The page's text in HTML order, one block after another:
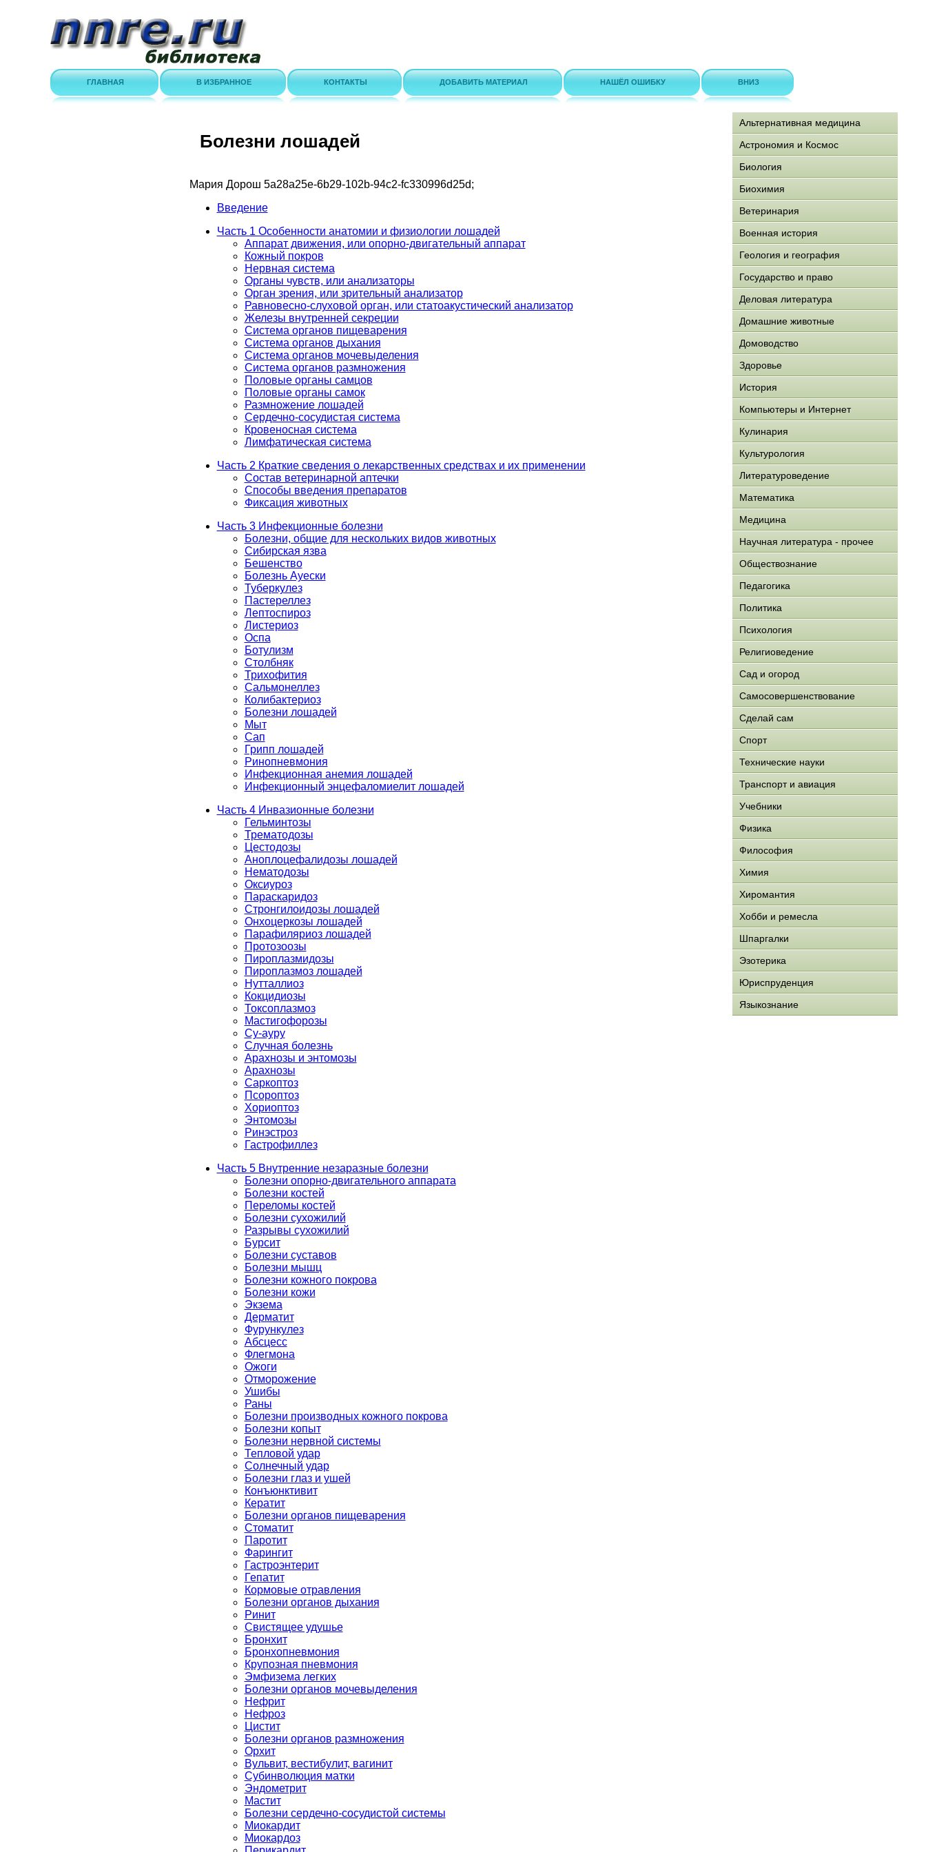
ГЛАВНАЯ В ИЗБРАННОЕ КОНТАКТЫ ДОБАВИТЬ МАТЕРИАЛ НАШЁЛ ОШИБКУ ВНИЗ
Болезни лошадей
Мария Дорош 5a28a25e-6b29-102b-94c2-fc330996d25d;
Введение
Часть 1 Особенности анатомии и физиологии лошадей
Аппарат движения, или опорно-двигательный аппарат
Кожный покров
Нервная система
Органы чувств, или анализаторы
Орган зрения, или зрительный анализатор
Равновесно-слуховой орган, или статоакустический анализатор
Железы внутренней секреции
Система органов пищеварения
Система органов дыхания
Система органов мочевыделения
Система органов размножения
Половые органы самцов
Половые органы самок
Размножение лошадей
Сердечно-сосудистая система
Кровеносная система
Лимфатическая система
Часть 2 Краткие сведения о лекарственных средствах и их применении
Состав ветеринарной аптечки
Способы введения препаратов
Фиксация животных
Часть 3 Инфекционные болезни
Болезни, общие для нескольких видов животных
Сибирская язва
Бешенство
Болезнь Ауески
Туберкулез
Пастереллез
Лептоспироз
Листериоз
Оспа
Ботулизм
Столбняк
Трихофития
Сальмонеллез
Колибактериоз
Болезни лошадей
Мыт
Сап
Грипп лошадей
Ринопневмония
Инфекционная анемия лошадей
Инфекционный энцефаломиелит лошадей
Часть 4 Инвазионные болезни
Гельминтозы
Трематодозы
Цестодозы
Аноплоцефалидозы лошадей
Нематодозы
Оксиуроз
Параскаридоз
Стронгилоидозы лошадей
Онхоцеркозы лошадей
Парафиляриоз лошадей
Протозоозы
Пироплазмидозы
Пироплазмоз лошадей
Нутталлиоз
Кокцидиозы
Токсоплазмоз
Мастигофорозы
Су-ауру
Случная болезнь
Арахнозы и энтомозы
Арахнозы
Саркоптоз
Псороптоз
Хориоптоз
Энтомозы
Ринэстроз
Гастрофиллез
Часть 5 Внутренние незаразные болезни
Болезни опорно-двигательного аппарата
Болезни костей
Переломы костей
Болезни сухожилий
Разрывы сухожилий
Бурсит
Болезни суставов
Болезни мышц
Болезни кожного покрова
Болезни кожи
Экзема
Дерматит
Фурункулез
Абсцесс
Флегмона
Ожоги
Отморожение
Ушибы
Раны
Болезни производных кожного покрова
Болезни копыт
Болезни нервной системы
Тепловой удар
Солнечный удар
Болезни глаз и ушей
Конъюнктивит
Кератит
Болезни органов пищеварения
Стоматит
Паротит
Фарингит
Гастроэнтерит
Гепатит
Кормовые отравления
Болезни органов дыхания
Ринит
Свистящее удушье
Бронхит
Бронхопневмония
Крупозная пневмония
Эмфизема легких
Болезни органов мочевыделения
Нефрит
Нефроз
Цистит
Болезни органов размножения
Орхит
Вульвит, вестибулит, вагинит
Субинволюция матки
Эндометрит
Мастит
Болезни сердечно-сосудистой системы
Миокардит
Миокардоз
Альтернативная медицина
Астрономия и Космос
Биология
Биохимия
Ветеринария
Военная история
Геология и география
Государство и право
Деловая литература
Домашние животные
Домоводство
Здоровье
История
Компьютеры и Интернет
Кулинария
Культурология
Литературоведение
Математика
Медицина
Научная литература - прочее
Обществознание
Педагогика
Политика
Психология
Религиоведение
Сад и огород
Самосовершенствование
Сделай сам
Спорт
Технические науки
Транспорт и авиация
Учебники
Физика
Философия
Химия
Хиромантия
Хобби и ремесла
Шпаргалки
Эзотерика
Юриспруденция
Языкознание